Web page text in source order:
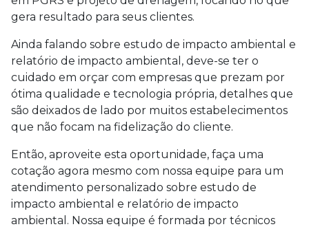
gera resultado para seus clientes.
Ainda falando sobre estudo de impacto ambiental e
relatório de impacto ambiental , deve-se ter o
cuidado em orçar com empresas que prezam por
ótima qualidade e tecnologia própria, detalhes que
são deixados de lado por muitos estabelecimentos
que não focam na fidelização do cliente.
Então, aproveite esta oportunidade, faça uma
cotação agora mesmo com nossa equipe para um
atendimento personalizado sobre estudo de
impacto ambiental e relatório de impacto
ambiental . Nossa equipe é formada por técnicos